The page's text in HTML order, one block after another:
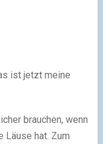
ist jetzt meine
brauchen, wenn
Läuse hat. Zum